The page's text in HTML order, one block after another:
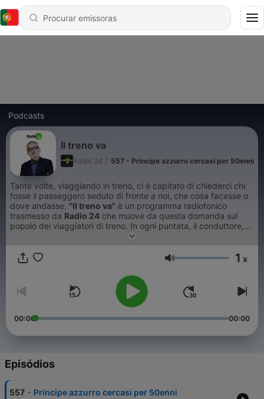
Podcasts
Il treno va
Radio 24 557 - Principe azzurro cercasi per 50enni
Tante volte, viaggiando in treno, ci è capitato di chiederci chi
fosse il passeggero seduto di fronte a noi, che cosa facesse o
dove andasse. "Il treno va" è un programma radiofonico
trasmesso da Radio 24 che muove da questa domanda sul
popolo dei viaggiatori di treno. In ogni puntata, il conduttore,
passa da un vagone all'altro con il suo
meccanismo del programma prevede che il conduttore sia
perennemente in viaggio in un treno diretto verso un'ipotetica,
immaginaria, irreale donna che lo aspetta. Non
necessariamente è un'amante, moglie o fidanzata. È
semplicemente una donna che aspetta. E nell'attesa di questo
incontro seguiamo altri incontri e conversazioni che raccontano
di queste vite in transito, di personaggi, di curiose situazioni e
nell'evocazione e nell'immaginazione.
Volume 1 x
00:00 00:00
Episódios
557 - Principe azzurro cercasi per 50enni